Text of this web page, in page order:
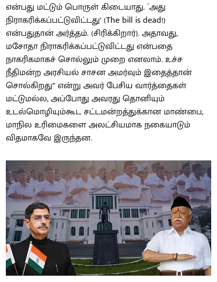
என்பது மட்டும் பொருள் கிடையாது. `அது
நிராகரிக்கப்பட்டுவிட்டது’ (The bill is dead!)
என்பதுதான் அர்த்தம். (சிரிக்கிறார்). அதாவது,
மசோதா நிராகரிக்கப்பட்டுவிட்டது என்பதை
நாகரிகமாகச் சொல்லும் முறை எனலாம். உச்ச
நீதிமன்ற அரசியல் சாசன அமர்வும் இதைத்தான்
சொல்கிறது” என்று அவர் பேசிய வார்த்தைகள்
மட்டுமல்ல, அப்போது அவரது தொனியும்
உடல்மொழியும்கூட சட்டமன்றத்துக்கான மாண்பை,
மாநில உரிமைகளை அலட்சியமாக நகையாடும்
விதமாகவே இருந்தன.